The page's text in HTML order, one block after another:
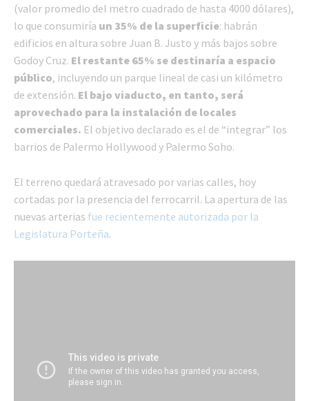
(valor promedio del metro cuadrado de hasta 4000 dólares),
lo que consumiría un 35% de la superficie: habrán
edificios en altura sobre Juan B. Justo y más bajos sobre
Godoy Cruz. El restante 65% se destinaría a espacio
público, incluyendo un parque lineal de casi un kilómetro
de extensión. El bajo viaducto, en tanto, será
aprovechado para la instalación de locales
comerciales. El objetivo declarado es el de “integrar” los
barrios de Palermo Hollywood y Palermo Soho.
El terreno quedará atravesado por varias calles, hoy
cortadas por la presencia del ferrocarril. La apertura de las
nuevas arterias fue recientemente autorizada por la
Legislatura Porteña.